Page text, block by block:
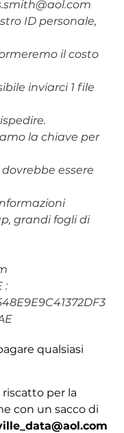
ID personale,
il costo
inviarci 1 file
la chiave per
essere
grandi fogli di
:
qualsiasi
per la
con un sacco di